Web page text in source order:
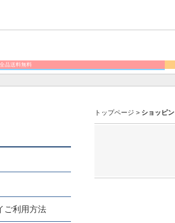
全品送料無料
様はポイント5倍！
トップページ > ショッピ
ご利用方法